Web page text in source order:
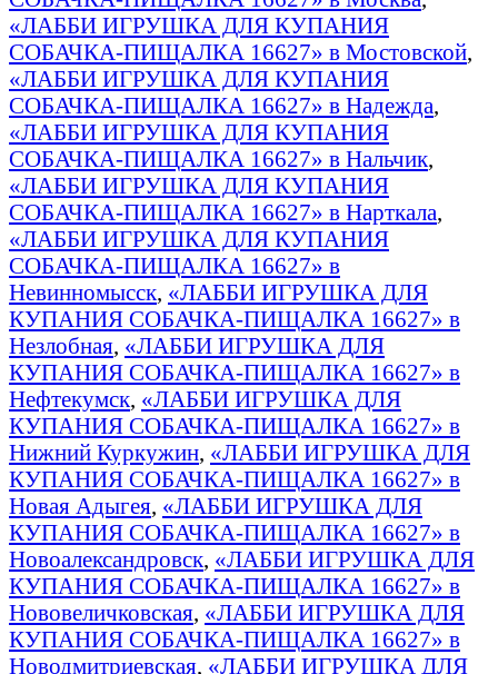
«ЛАББИ ИГРУШКА ДЛЯ КУПАНИЯ
СОБАЧКА-ПИЩАЛКА 16627» в Мостовской,
«ЛАББИ ИГРУШКА ДЛЯ КУПАНИЯ
СОБАЧКА-ПИЩАЛКА 16627» в Надежда,
«ЛАББИ ИГРУШКА ДЛЯ КУПАНИЯ
СОБАЧКА-ПИЩАЛКА 16627» в Нальчик,
«ЛАББИ ИГРУШКА ДЛЯ КУПАНИЯ
СОБАЧКА-ПИЩАЛКА 16627» в Нарткала,
«ЛАББИ ИГРУШКА ДЛЯ КУПАНИЯ
СОБАЧКА-ПИЩАЛКА 16627» в
Невинномысск, «ЛАББИ ИГРУШКА ДЛЯ
КУПАНИЯ СОБАЧКА-ПИЩАЛКА 16627» в
Незлобная, «ЛАББИ ИГРУШКА ДЛЯ
КУПАНИЯ СОБАЧКА-ПИЩАЛКА 16627» в
Нефтекумск, «ЛАББИ ИГРУШКА ДЛЯ
КУПАНИЯ СОБАЧКА-ПИЩАЛКА 16627» в
Нижний Куркужин, «ЛАББИ ИГРУШКА ДЛЯ
КУПАНИЯ СОБАЧКА-ПИЩАЛКА 16627» в
Новая Адыгея, «ЛАББИ ИГРУШКА ДЛЯ
КУПАНИЯ СОБАЧКА-ПИЩАЛКА 16627» в
Новоалександровск, «ЛАББИ ИГРУШКА ДЛЯ
КУПАНИЯ СОБАЧКА-ПИЩАЛКА 16627» в
Нововеличковская, «ЛАББИ ИГРУШКА ДЛЯ
КУПАНИЯ СОБАЧКА-ПИЩАЛКА 16627» в
Новодмитриевская, «ЛАББИ ИГРУШКА ДЛЯ